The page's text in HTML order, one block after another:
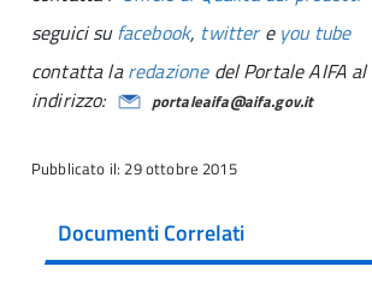
seguici sufacebook, twittere you tube
contatta laredazionedel Portale AIFA al
indirizzo:
portaleaifa@aifa.gov.it
Pubblicato il: 29 ottobre 2015
Documenti Correlati